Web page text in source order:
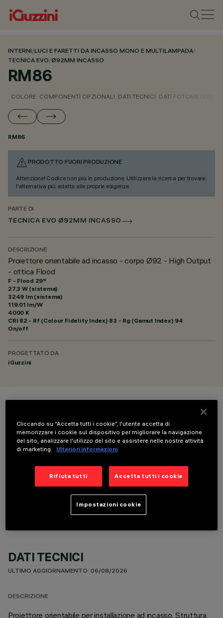
INTERNI/LUCI E FARETTI DA INCASSO MONO E MULTILAMPADA/
TECNICA EVO/Ø92MM INCASSO
RM86
COLORE COMPONENTI OPZIONALI DATI TECNICI DATI FOTOMETRICI
RM86
PRODOTTO FUORI PRODUZIONE
Attenzione! Codice non più in produzione. Utilizzare la ricerca per trovare
l'alternativa più adatta alle proprie esigenze.
PARTE DI
TECNICA EVO Ø92MM INCASSO
DESCRIZIONE
Proiettore orientabile ad incasso - corpo Ø92 - High Output
- ottica Flood
F - Flood 29°
27.3 W (sistema)
3249 lm (sistema)
119.01 lm/W
4000 K
CRI 82 - Rf (Colour Fidelity Index) 83 - Rg (Gamut Index) 94
On/off
PROGETTATO DA
iGuzzini
COMPONENTI OPZIONALI
DATI TECNICI
ULTIMO AGGIORNAMENTO: 06/08/2026
DESCRIZIONE
Proiettore orientabile per installazione ad incasso. Struttura
Cliccando su “Accetta tutti i cookie”, l'utente accetta di
memorizzare i cookie sul dispositivo per migliorare la navigazione
del sito, analizzare l'utilizzo del sito e assistere nelle nostre attività
di marketing.
Ulteriori informazioni
Rifiuta tutti Accetta tutti i cookie
Impostazioni cookie